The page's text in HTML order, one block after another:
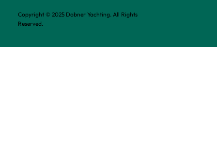
Copyright © 2025 Dobner Yachting. All Rights
Reserved.